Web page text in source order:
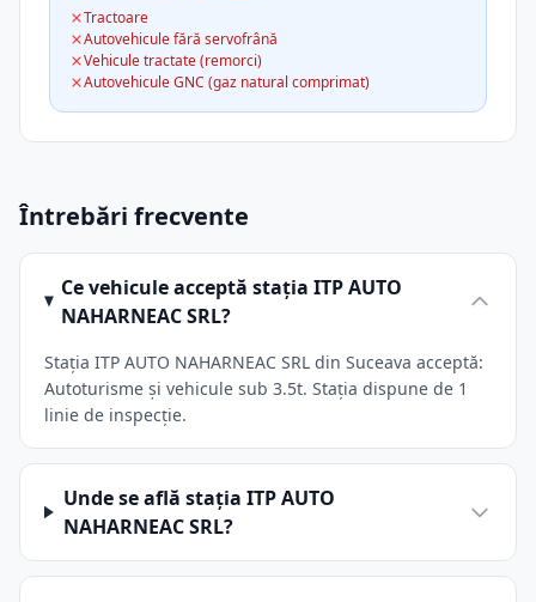
Tractoare
Autovehicule fără servofrână
Vehicule tractate (remorci)
Autovehicule GNC (gaz natural comprimat)
Întrebări frecvente
Ce vehicule acceptă stația ITP AUTO
NAHARNEAC SRL?
Stația ITP AUTO NAHARNEAC SRL din Suceava acceptă:
Autoturisme și vehicule sub 3.5t. Stația dispune de 1
linie de inspecție.
Unde se află stația ITP AUTO
NAHARNEAC SRL?